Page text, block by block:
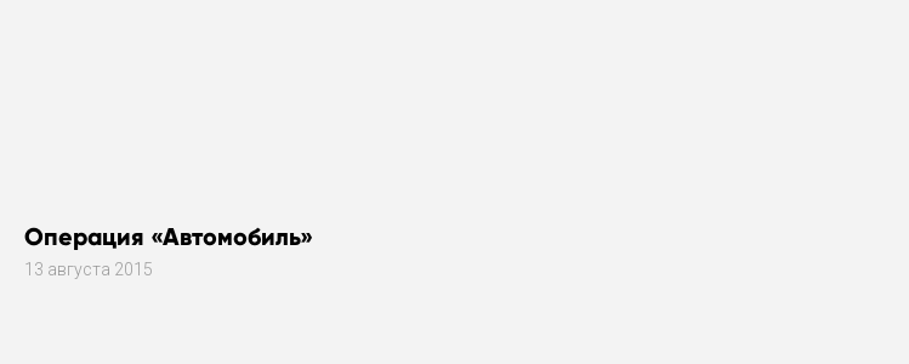
Операция «Автомобиль»
13 августа 2015